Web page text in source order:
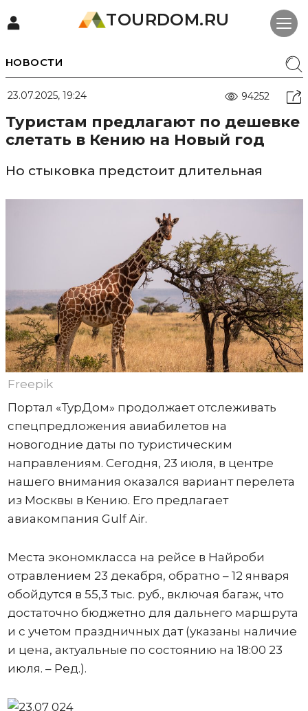
TOURDOM.RU
НОВОСТИ
23.07.2025, 19:24 94252
Туристам предлагают по дешевке
слетать в Кению на Новый год
Но стыковка предстоит длительная
Freepik
Портал «ТурДом» продолжает отслеживать
спецпредложения авиабилетов на
новогодние даты по туристическим
направлениям. Сегодня, 23 июля, в центре
нашего внимания оказался вариант перелета
из Москвы в Кению. Его предлагает
авиакомпания Gulf Air.
Места экономкласса на рейсе в Найроби
отравлением 23 декабря, обратно – 12 января
обойдутся в 55,3 тыс. руб., включая багаж, что
достаточно бюджетно для дальнего маршрута
и с учетом праздничных дат (указаны наличие
и цена, актуальные по состоянию на 18:00 23
июля. – Ред.).